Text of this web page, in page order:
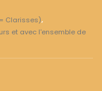
Clarisses),
et avec l'ensemble de